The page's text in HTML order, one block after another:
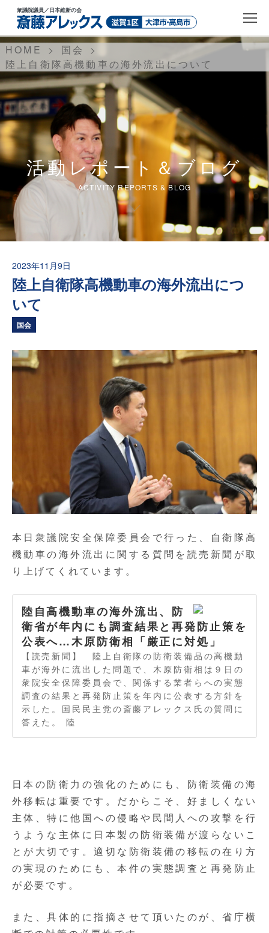
衆議院議員／日本維新の会
活動レポート＆ブログ
ACTIVITY REPORTS & BLOG
HOME
国会
陸上自衛隊高機動車の海外流出について
2023年11月9日
陸上自衛隊高機動車の海外流出につ
いて
国会
本日衆議院安全保障委員会で行った、自衛隊高
機動車の海外流出に関する質問を読売新聞が取
り上げてくれています。
陸自高機動車の海外流出、防
衛省が年内にも調査結果と再発防止策を
公表へ…木原防衛相「厳正に対処」
【読売新聞】 陸上自衛隊の防衛装備品の高機動
車が海外に流出した問題で、木原防衛相は９日の
衆院安全保障委員会で、関係する業者らへの実態
調査の結果と再発防止策を年内に公表する方針を
示した。国民民主党の斎藤アレックス氏の質問に
答えた。 陸
日本の防衛力の強化のためにも、防衛装備の海
外移転は重要です。だからこそ、好ましくない
主体、特に他国への侵略や民間人への攻撃を行
うような主体に日本製の防衛装備が渡らないこ
とが大切です。適切な防衛装備の移転の在り方
の実現のためにも、本件の実態調査と再発防止
が必要です。
また、具体的に指摘させて頂いたのが、省庁横